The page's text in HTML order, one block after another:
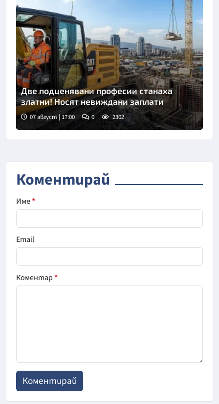
Две подценявани професии станаха
златни! Носят невиждани заплати
07 август | 17:00 0 2302
Коментирай
Име*
Email
Коментар*